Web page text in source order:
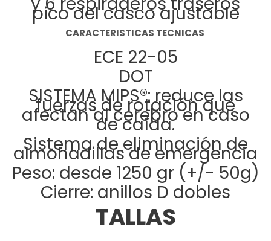
pico del casco ajustable
CARACTERISTICAS TECNICAS
ECE 22-05
DOT
SISTEMA MIPS®: reduce las
fuerzas de rotación que
afectan al cerebro en caso
de caída.
Sistema de eliminación de
almohadillas de emergencia
Peso: desde 1250 gr (+/- 50g)
Cierre: anillos D dobles
TALLAS